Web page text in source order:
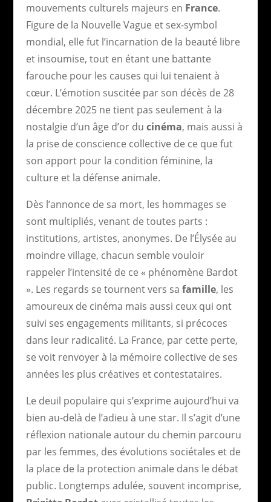
mouvements culturels majeurs en France.
Figure de la Nouvelle Vague et sex-symbol
mondial, elle fut l’incarnation de la beauté libre
et insoumise, tout en étant une battante
farouche pour les causes qui lui tenaient à
cœur. L’émotion suscitée par son décès de 28
décembre 2025 ne tient pas seulement à la
nostalgie d’un âge d’or du cinéma, mais aussi à
la prise de conscience collective de ce que fut
son apport pour la condition féminine, la
culture et la défense animale.
Dès l’annonce de sa mort, les hommages se
sont multipliés, venant de toutes parts :
institutions, artistes, anonymes. De l’Élysée au
moindre village, chacun semble vouloir
rappeler l’intensité de ce « phénomène Bardot
». Les regards se tournent vers sa famille, les
amoureux de cinéma mais aussi ceux qui ont
suivi ses engagements militants, si précoces
dans leur radicalité. La France, par cette perte,
se voit renvoyer à la mémoire collective de ses
années les plus créatives et contestataires.
Le deuil populaire qui s’exprime aujourd’hui va
bien au-delà de l’adieu à une star. Il s’agit d’une
réflexion nationale autour du chemin parcouru
par les femmes, des évolutions sociétales et de
la place de la protection animale dans le débat
public. Longtemps adulée, souvent incomprise,